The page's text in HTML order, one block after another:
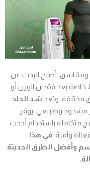
ومتناسق، أصبح البحث عن
خاصة بعد فقدان الوزن أو
مختلفة. ويُعد شد الجلد
وطبيعي. يوفر
متكاملة باستخدام أحدث
وآمنة. في هذا
وأفضل الطرق الحديثة